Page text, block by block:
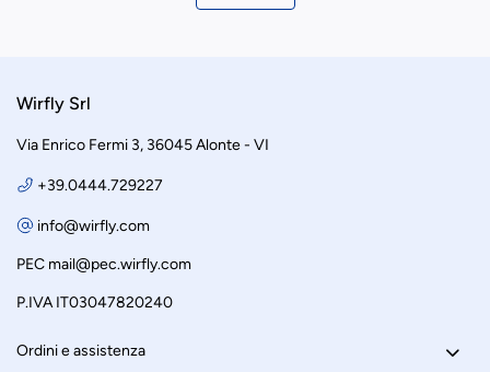
Wirfly Srl
Via Enrico Fermi 3, 36045 Alonte - VI
+39.0444.729227
info@wirfly.com
PEC mail@pec.wirfly.com
P.IVA IT03047820240
Ordini e assistenza